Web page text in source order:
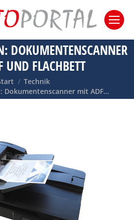
DOKUMENTENSCANNER
FLACHBETT
Technik
Dokumentenscanner mit ADF…